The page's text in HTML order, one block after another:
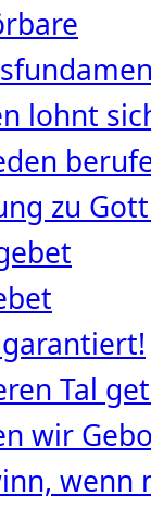
lohnt
zu
Tal
wir
wenn